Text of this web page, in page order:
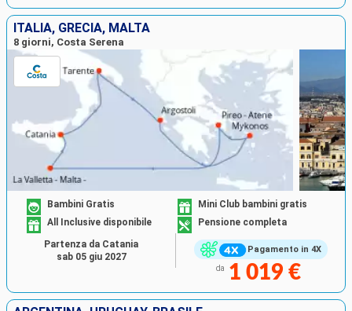
ITALIA, GRECIA, MALTA
8 giorni, Costa Serena
Pagamento in 4X
Bambini Gratis
Mini Club bambini gratis
All Inclusive disponibile
Pensione completa
da 1 019 €
Partenza da Catania
sab 05 giu 2027